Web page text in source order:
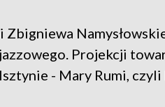
Projekcji
- Mary Rumi, czyli